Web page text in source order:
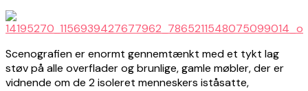
Scenografien er enormt gennemtænkt med et tykt lag
støv på alle overflader og brunlige, gamle møbler, der er
vidnende om de 2 isoleret menneskers iståsatte,